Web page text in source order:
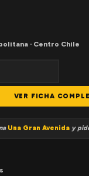
· Centro Chile
VER FICHA
Una Gran Avenida y